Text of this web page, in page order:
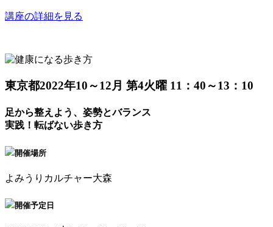
講座の詳細を見る
東京都2022年10～12月 第4火曜 11：40～13：10
足から整えよう、姿勢とバランス
実践！転ばない歩き方
開催場所
よみうりカルチャー大森
開催予定日